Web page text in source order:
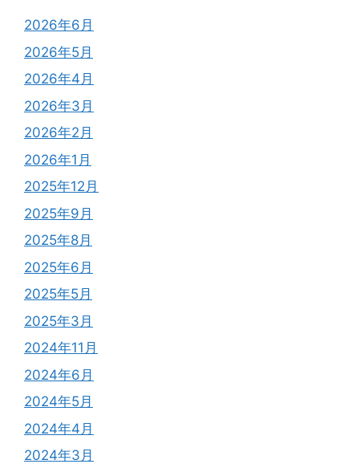
2026年6月
2026年5月
2026年4月
2026年3月
2026年2月
2026年1月
2025年12月
2025年9月
2025年8月
2025年6月
2025年5月
2025年3月
2024年11月
2024年6月
2024年5月
2024年4月
2024年3月